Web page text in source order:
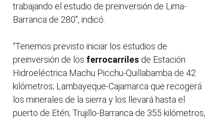
trabajando el estudio de preinversión de Lima-
Barranca de 280”, indicó.
“Tenemos previsto iniciar los estudios de
preinversión de los ferrocarriles de Estación
Hidroeléctrica Machu Picchu-Quillabamba de 42
kilómetros; Lambayeque-Cajamarca que recogerá
los minerales de la sierra y los llevará hasta el
puerto de Etén; Trujillo-Barranca de 355 kilómetros,